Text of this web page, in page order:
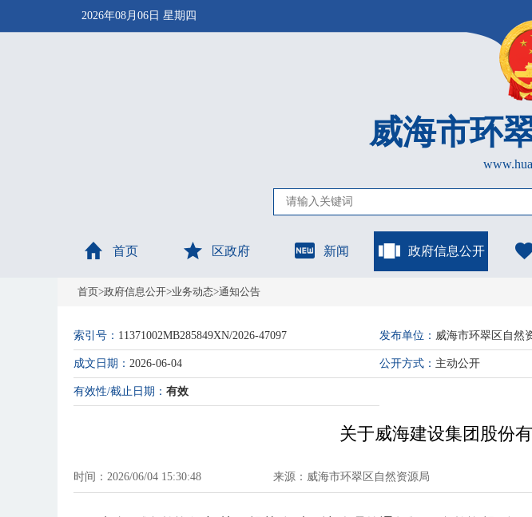
威海市环
2026年08月06日 星期四
首页 区政府 新闻 政府信息公开
首页>政府信息公开>业务动态>通知公告
索引号： 11371002MB285849XN/2026-47097 发布单位： 威海市环翠区自然
成文日期： 2026-06-04 公开方式： 主动公开
有效性/截止日期： 有效
关于威海建设集团股份
时间：2026/06/04 15:30:48 来源：威海市环翠区自然资源局